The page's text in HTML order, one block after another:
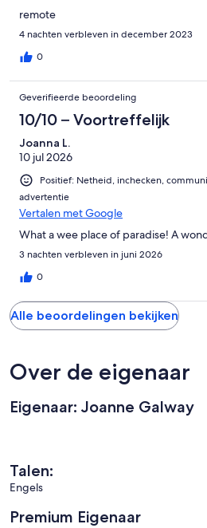
remote
4 nachten verbleven in december 2023
0
Geverifieerde beoordeling
10/10 – Voortreffelijk
Joanna L.
10 jul 2026
Positief: Netheid, inchecken,
advertentie
Vertalen met Google
What a wee place of paradise! A
3 nachten verbleven in juni 2026
0
Alle beoordelingen bekijken
Over de eigenaar
Eigenaar: Joanne Galway
Talen:
Engels
Premium Eigenaar